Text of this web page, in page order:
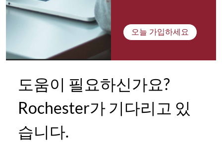
오늘 가입하세요
도움이 필요하신가요?
Rochester가 기다리고 있
습니다.